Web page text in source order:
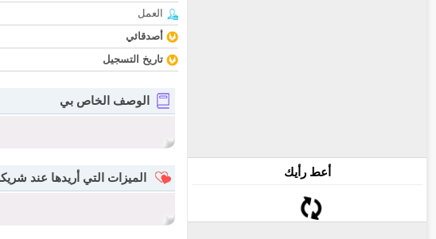
أعط رأيك
العمل
أصدقائي
تاريخ التسجيل
الوصف الخاص بي
الميزات التي أريدها عند